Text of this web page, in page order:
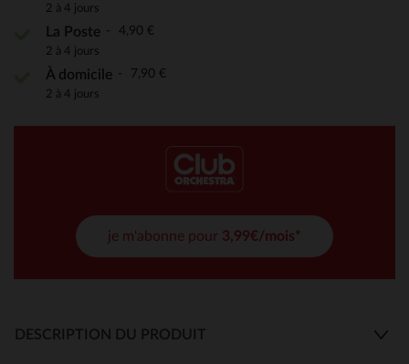
2 à 4 jours
La Poste 4,90 €
2 à 4 jours
À domicile 7,90 €
2 à 4 jours
je m'abonne pour 3,99€/mois*
DESCRIPTION DU PRODUIT